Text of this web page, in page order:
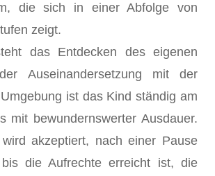
die sich in einer Abfolge von
zeigt.
das Entdecken des eigenen
Auseinandersetzung mit der
ist das Kind ständig am
mit bewundernswerter Ausdauer.
wird akzeptiert, nach einer Pause
die Aufrechte erreicht ist, die